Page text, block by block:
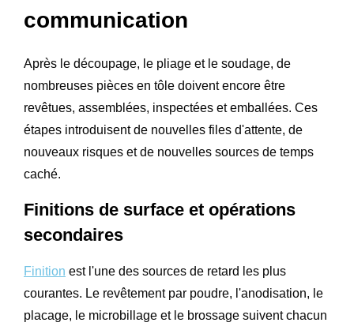
communication
Après le découpage, le pliage et le soudage, de
nombreuses pièces en tôle doivent encore être
revêtues, assemblées, inspectées et emballées. Ces
étapes introduisent de nouvelles files d'attente, de
nouveaux risques et de nouvelles sources de temps
caché.
Finitions de surface et opérations
secondaires
Finition est l'une des sources de retard les plus
courantes. Le revêtement par poudre, l'anodisation, le
placage, le microbillage et le brossage suivent chacun